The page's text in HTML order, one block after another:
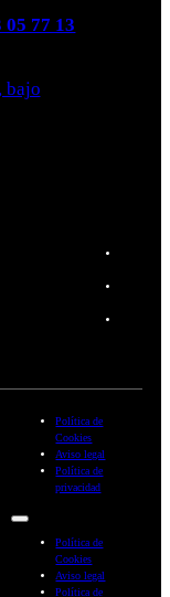
05 77 13
bajo
Política de
Cookies
Aviso legal
Política de
privacidad
Política de
Cookies
Aviso legal
Política de